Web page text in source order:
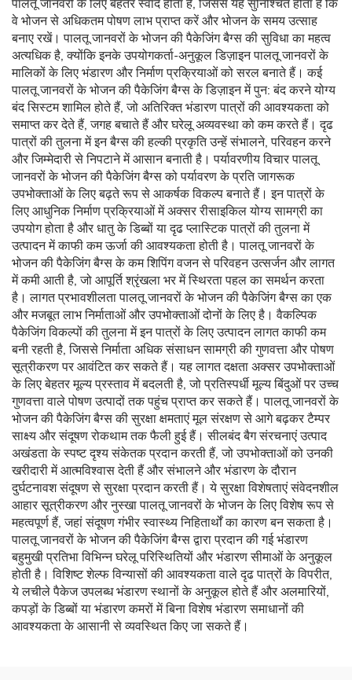
पालतू जानवरों के लिए बेहतर स्वाद होता है, जिससे यह सुनिश्चित होता है कि
वे भोजन से अधिकतम पोषण लाभ प्राप्त करें और भोजन के समय उत्साह
बनाए रखें। पालतू जानवरों के भोजन की पैकेजिंग बैग्स की सुविधा का महत्व
अत्यधिक है, क्योंकि इनके उपयोगकर्ता-अनुकूल डिज़ाइन पालतू जानवरों के
मालिकों के लिए भंडारण और निर्माण प्रक्रियाओं को सरल बनाते हैं। कई
पालतू जानवरों के भोजन की पैकेजिंग बैग्स के डिज़ाइन में पुन: बंद करने योग्य
बंद सिस्टम शामिल होते हैं, जो अतिरिक्त भंडारण पात्रों की आवश्यकता को
समाप्त कर देते हैं, जगह बचाते हैं और घरेलू अव्यवस्था को कम करते हैं। दृढ
पात्रों की तुलना में इन बैग्स की हल्की प्रकृति उन्हें संभालने, परिवहन करने
और जिम्मेदारी से निपटाने में आसान बनाती है। पर्यावरणीय विचार पालतू
जानवरों के भोजन की पैकेजिंग बैग्स को पर्यावरण के प्रति जागरूक
उपभोक्ताओं के लिए बढ़ते रूप से आकर्षक विकल्प बनाते हैं। इन पात्रों के
लिए आधुनिक निर्माण प्रक्रियाओं में अक्सर रीसाइकिल योग्य सामग्री का
उपयोग होता है और धातु के डिब्बों या दृढ प्लास्टिक पात्रों की तुलना में
उत्पादन में काफी कम ऊर्जा की आवश्यकता होती है। पालतू जानवरों के
भोजन की पैकेजिंग बैग्स के कम शिपिंग वजन से परिवहन उत्सर्जन और लागत
में कमी आती है, जो आपूर्ति श्रृंखला भर में स्थिरता पहल का समर्थन करता
है। लागत प्रभावशीलता पालतू जानवरों के भोजन की पैकेजिंग बैग्स का एक
और मजबूत लाभ निर्माताओं और उपभोक्ताओं दोनों के लिए है। वैकल्पिक
पैकेजिंग विकल्पों की तुलना में इन पात्रों के लिए उत्पादन लागत काफी कम
बनी रहती है, जिससे निर्माता अधिक संसाधन सामग्री की गुणवत्ता और पोषण
सूत्रीकरण पर आवंटित कर सकते हैं। यह लागत दक्षता अक्सर उपभोक्ताओं
के लिए बेहतर मूल्य प्रस्ताव में बदलती है, जो प्रतिस्पर्धी मूल्य बिंदुओं पर उच्च
गुणवत्ता वाले पोषण उत्पादों तक पहुंच प्राप्त कर सकते हैं। पालतू जानवरों के
भोजन की पैकेजिंग बैग्स की सुरक्षा क्षमताएं मूल संरक्षण से आगे बढ़कर टैम्पर
साक्ष्य और संदूषण रोकथाम तक फैली हुई हैं। सीलबंद बैग संरचनाएं उत्पाद
अखंडता के स्पष्ट दृश्य संकेतक प्रदान करती हैं, जो उपभोक्ताओं को उनकी
खरीदारी में आत्मविश्वास देती हैं और संभालने और भंडारण के दौरान
दुर्घटनावश संदूषण से सुरक्षा प्रदान करती हैं। ये सुरक्षा विशेषताएं संवेदनशील
आहार सूत्रीकरण और नुस्खा पालतू जानवरों के भोजन के लिए विशेष रूप से
महत्वपूर्ण हैं, जहां संदूषण गंभीर स्वास्थ्य निहितार्थों का कारण बन सकता है।
पालतू जानवरों के भोजन की पैकेजिंग बैग्स द्वारा प्रदान की गई भंडारण
बहुमुखी प्रतिभा विभिन्न घरेलू परिस्थितियों और भंडारण सीमाओं के अनुकूल
होती है। विशिष्ट शेल्फ विन्यासों की आवश्यकता वाले दृढ पात्रों के विपरीत,
ये लचीले पैकेज उपलब्ध भंडारण स्थानों के अनुकूल होते हैं और अलमारियों,
कपड़ों के डिब्बों या भंडारण कमरों में बिना विशेष भंडारण समाधानों की
आवश्यकता के आसानी से व्यवस्थित किए जा सकते हैं।